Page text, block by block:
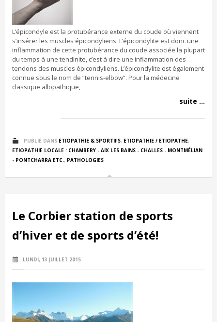
L’épicondyle est la protubérance externe du coude où viennent
s’insérer les muscles épicondyliens. L’épicondylite est donc une
inflammation de cette protubérance du coude associée la plupart
du temps à une tendinite, c’est à dire une inflammation des
tendons des muscles épicondyliens. L’épicondylite est également
connue sous le nom de “tennis-elbow”. Pour la médecine
classique allopathique,
suite ...
PUBLIÉ DANS ETIOPATHIE & SPORTIFS, ETIOPATHIE / ETIOPATHE,
ETIOPATHIE LOCALE : CHAMBERY - AIX LES BAINS - CHALLES - MONTMÉLIAN
- PONTCHARRA ETC., PATHOLOGIES
Le Corbier station de sports
d’hiver et de sports d’été!
LUNDI, 13 JUILLET 2015